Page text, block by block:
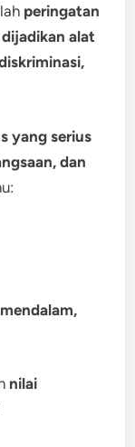
peringatan
alat
yang serius
dan
mendalam,
nilai